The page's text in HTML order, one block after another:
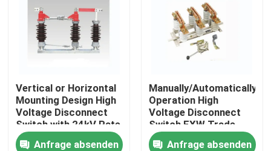
Vertical or Horizontal
Mounting Design High
Voltage Disconnect
Switch with 24kV Rate
Voltage
Anfrage absenden
Manually/Automatically
Operation High
Voltage Disconnect
Switch EXW Trade
Terms Product
Anfrage absenden